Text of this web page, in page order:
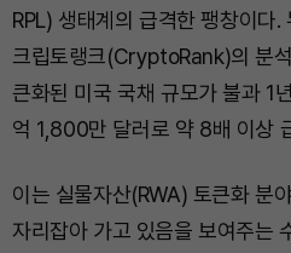
RPL) 생태계의 급격한 팽창이
크립토랭크(CryptoRank)의 분
큰화된 미국 국채 규모가 불과
억 1,800만 달러로 약 8배 이상
이는 실물자산(RWA) 토큰화 분
자리잡아 가고 있음을 보여주는